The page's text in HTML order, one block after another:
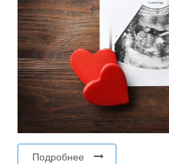
Подробнее